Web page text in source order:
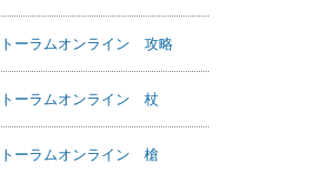
トーラムオンライン 攻略
トーラムオンライン 杖
トーラムオンライン 槍